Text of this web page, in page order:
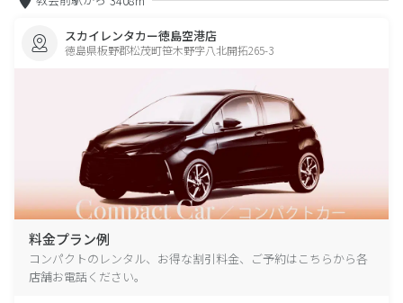
スカイレンタカー徳島空港店
徳島県板野郡松茂町笹木野字八北開拓265-3
料金プラン例
コンパクトのレンタル、お得な割引料金、ご予約はこちらから各
店舗お電話ください。